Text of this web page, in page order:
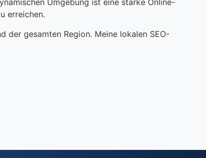
Umgebung ist eine starke Online-
erreichen.
der gesamten Region. Meine lokalen SEO-